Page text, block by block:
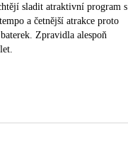
sladit atraktivní program s
a četnější atrakce proto
Zpravidla alespoň